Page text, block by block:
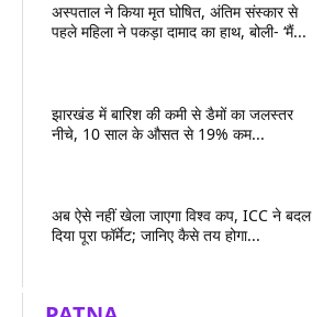
अस्पताल ने किया मृत घोषित, अंतिम संस्कार से
पहले महिला ने पकड़ा दामाद का हाथ, बोली- ‘मैं...
झारखंड में बारिश की कमी से डैमों का जलस्तर
नीचे, 10 साल के औसत से 19% कम...
अब ऐसे नहीं खेला जाएगा विश्व कप, ICC ने बदल
दिया पूरा फॉर्मेट; जानिए कैसे तय होगा...